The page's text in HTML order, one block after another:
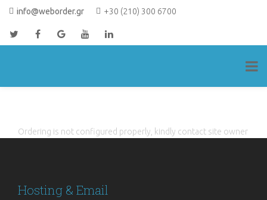
info@weborder.gr +30 (210) 300 6700
content
Ordering is not configured properly, kindly contact site owner
Hosting & Email